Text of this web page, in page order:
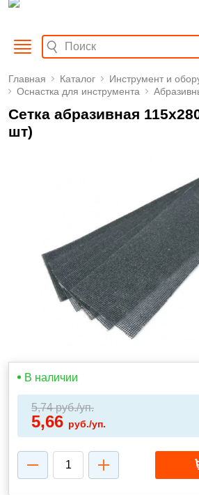
Главная Каталог
Инструмент и
Оснастка для инструмента
Сетка абразивная
шт)
В наличии
5,74руб./уп.
5,66 руб./уп.